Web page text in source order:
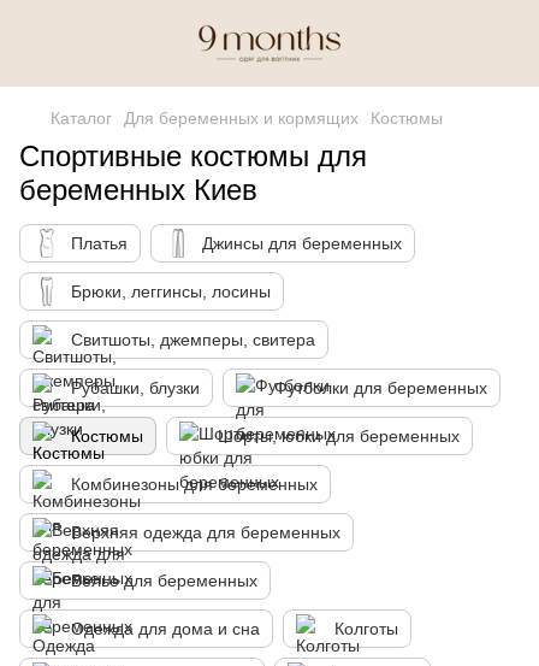
Каталог Для беременных и кормящих Костюмы
Спортивные костюмы для
беременных Киев
Платья Джинсы для беременных
Брюки, леггинсы, лосины
Свитшоты, джемперы, свитера
Рубашки, блузки Футболки для беременных
Костюмы Шорты, юбки для беременных
Комбинезоны для беременных
Верхняя одежда для беременных
Белье для беременных
Одежда для дома и сна Колготы